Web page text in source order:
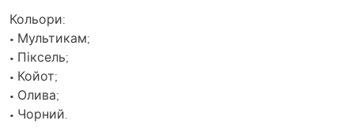
Кольори:
• Мультикам;
• Піксель;
• Койот;
• Олива;
• Чорний.